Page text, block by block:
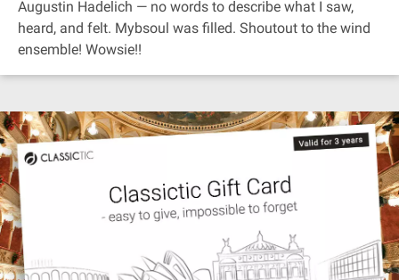
Augustin Hadelich — no words to describe what I saw,
heard, and felt. Mybsoul was filled. Shoutout to the wind
ensemble! Wowsie!!